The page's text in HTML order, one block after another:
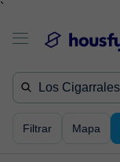
`
Filtrar Mapa